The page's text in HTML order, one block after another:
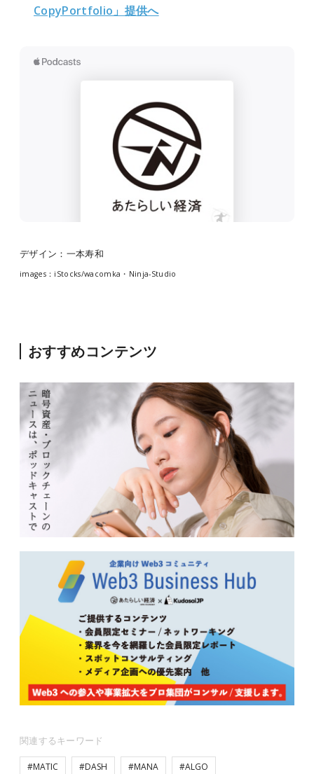
CopyPortfolio」提供へ
デザイン：一本寿和
images：iStocks/wacomka・Ninja-Studio
おすすめコンテンツ
関連するキーワード
#MATIC #DASH #MANA #ALGO